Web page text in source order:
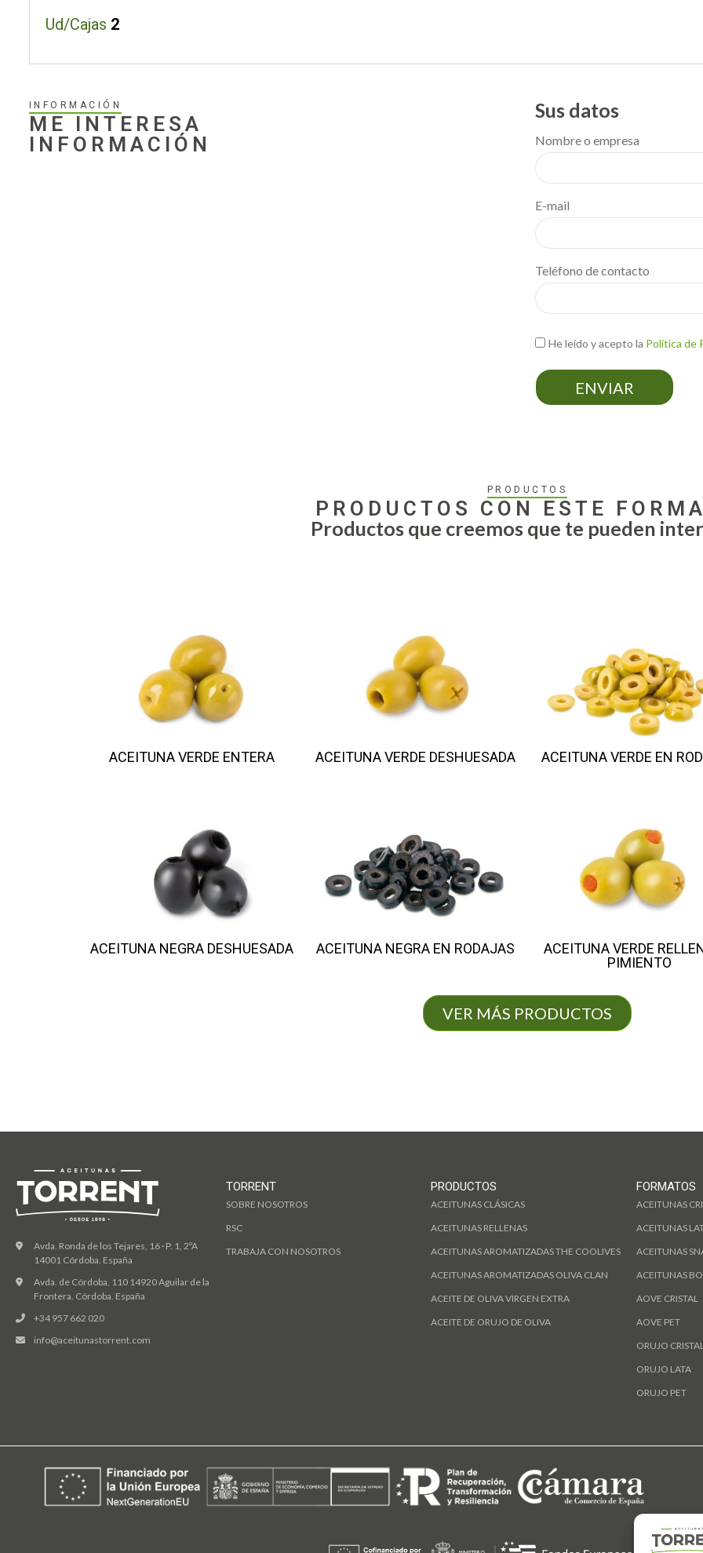
Ud/Cajas 2
INFORMACIÓN
ME INTERESA
INFORMACIÓN
Sus datos
Nombre o empresa
E-mail
Teléfono de contacto
He leído y acepto la Política de
ENVIAR
PRODUCTOS
PRODUCTOS CON ESTE
Productos que creemos que te pueden
ACEITUNA VERDE ENTERA ACEITUNA VERDE DESHUESADA ACEITUNA VERDE EN
ACEITUNA NEGRA DESHUESADA ACEITUNA NEGRA EN RODAJAS
ACEITUNA VERDE
PIMIENTO
VER MÁS PRODUCTOS
Avda. Ronda de los Tejares, 16 · P. 1, 2ºA
14001 Córdoba. España
Avda. de Córdoba, 110 14920 Aguilar de la
Frontera. Córdoba. España
+34 957 662 020
info@aceitunastorrent.com
TORRENT
SOBRE NOSOTROS
RSC
TRABAJA CON NOSOTROS
PRODUCTOS
ACEITUNAS CLÁSICAS
ACEITUNAS RELLENAS
ACEITUNAS AROMATIZADAS THE COOLIVES
ACEITUNAS AROMATIZADAS OLIVA CLAN
ACEITE DE OLIVA VIRGEN EXTRA
ACEITE DE ORUJO DE OLIVA
FORMATOS
ACEITUNAS
ACEITUNAS
ACEITUNAS
ACEITUNAS
AOVE CRISTAL
AOVE PET
ORUJO
ORUJO LATA
ORUJO PET